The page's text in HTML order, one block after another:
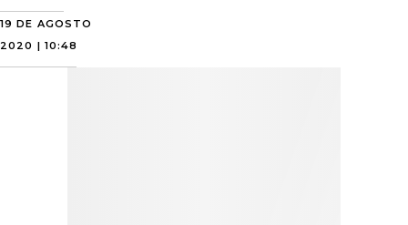
19 DE AGOSTO
2020 | 10:48